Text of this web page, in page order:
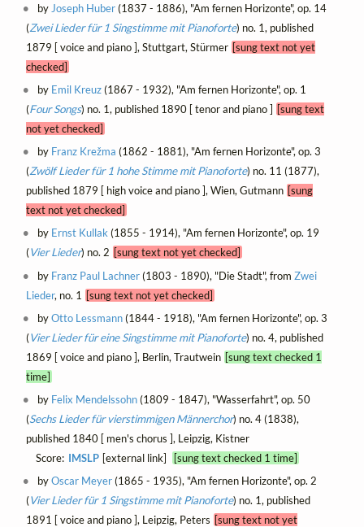
byJoseph Huber(1837 - 1886), "Am fernen Horizonte", op. 14
(Zwei Lieder für 1 Singstimme mit Pianoforte) no. 1, published
1879 [ voice and piano ], Stuttgart, Stürmer [sung text not yet
checked]
by Emil Kreuz(1867 - 1932), "Am fernen Horizonte", op. 1
(Four Songs) no. 1, published 1890 [ tenor and piano ] [sung text
not yet checked]
by Franz Krežma (1862 - 1881), "Am fernen Horizonte", op. 3
(Zwölf Lieder für 1 hohe Stimme mit Pianoforte) no. 11 (1877),
published 1879 [ high voice and piano ], Wien, Gutmann [sung
text not yet checked]
by Ernst Kullak(1855 - 1914), "Am fernen Horizonte", op. 19
(Vier Lieder) no. 2 [sung text not yet checked]
by Franz Paul Lachner(1803 - 1890), "Die Stadt", fromZwei
Lieder, no. 1 [sung text not yet checked]
byOtto Lessmann(1844 - 1918), "Am fernen Horizonte", op. 3
(Vier Lieder für eine Singstimme mit Pianoforte) no. 4, published
1869 [ voice and piano ], Berlin, Trautwein [sung text checked 1
time]
by Felix Mendelssohn(1809 - 1847), "Wasserfahrt", op. 50
(Sechs Lieder für vierstimmigen Männerchor) no. 4 (1838),
published 1840 [ men's chorus ], Leipzig, Kistner
Score: IMSLP [external link]
[sung text checked 1 time]
byOscar Meyer(1865 - 1935), "Am fernen Horizonte", op. 2
(Vier Lieder für 1 Singstimme mit Pianoforte) no. 1, published
1891 [ voice and piano ], Leipzig, Peters [sung text not yet